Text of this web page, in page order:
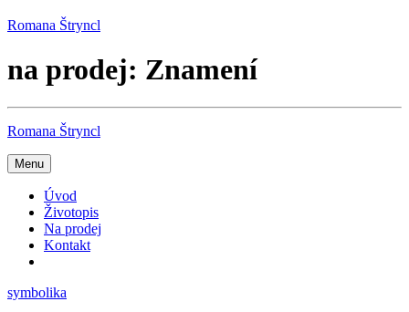
Romana Štryncl
na prodej: Znamení
Romana Štryncl
Menu
Úvod
Životopis
Na prodej
Kontakt
symbolika